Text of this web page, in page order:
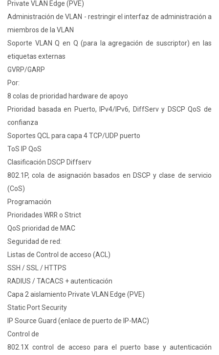
Private VLAN Edge (PVE)
Administración de VLAN - restringir el interfaz de administración a
miembros de la VLAN
Soporte VLAN Q en Q (para la agregación de suscriptor) en las
etiquetas externas
GVRP/GARP
Por:
8 colas de prioridad hardware de apoyo
Prioridad basada en Puerto, IPv4/IPv6, DiffServ y DSCP QoS de
confianza
Soportes QCL para capa 4 TCP/UDP puerto
ToS IP QoS
Clasificación DSCP Diffserv
802.1P, cola de asignación basados en DSCP y clase de servicio
(CoS)
Programación
Prioridades WRR o Strict
QoS prioridad de MAC
Seguridad de red:
Listas de Control de acceso (ACL)
SSH / SSL / HTTPS
RADIUS / TACACS + autenticación
Capa 2 aislamiento Private VLAN Edge (PVE)
Static Port Security
IP Source Guard (enlace de puerto de IP-MAC)
Control de
802.1X control de acceso para el puerto base y autenticación